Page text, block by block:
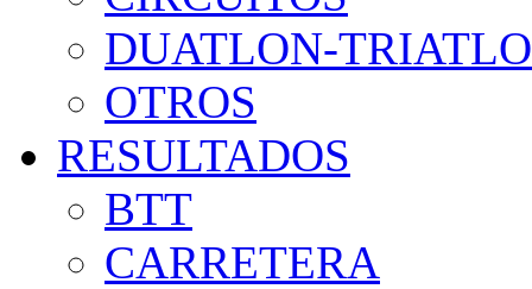
DUATLON-
OTROS
RESULTADOS
BTT
CARRETERA